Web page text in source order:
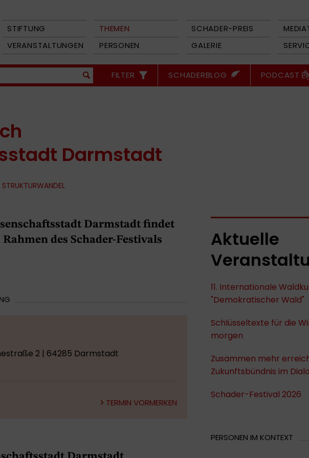
STIFTUNG THEMEN SCHADER-PREIS
VERANSTALTUNGEN
PERSONEN GALERIE
FILTER SCHADERBLOG PODCAST
Darmstadt
Darmstadt findet
des Schader-Festivals
2 | 64285 Darmstadt
TERMIN VORMERKEN
Aktuelle
11. Internationale
"Demokratischer Wald"
Schlüsseltexte für die
morgen
Zusammen mehr
Zukunftsbündnis im
Schader-Festival 2026
PERSONEN IM KONTEXT